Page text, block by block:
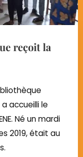
reçoit la
accueilli le
Né un mardi
2019, était au